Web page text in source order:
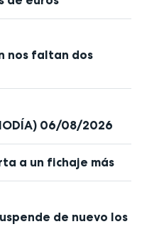
nos faltan dos
06/08/2026
a un fichaje más
de nuevo los